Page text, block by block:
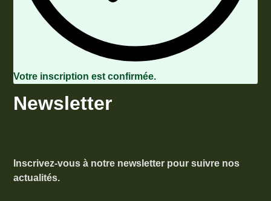
Votre inscription est confirmée.
Newsletter
Inscrivez-vous à notre newsletter pour suivre nos
actualités.